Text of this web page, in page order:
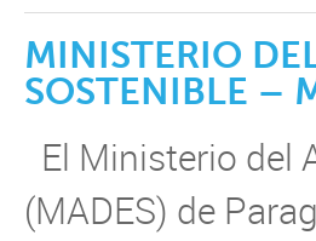
MINISTERIO
SOSTENIBLE –
El Ministerio del
(MADES) de